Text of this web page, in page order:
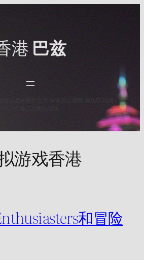
港 巴兹
游戏香港
和冒险